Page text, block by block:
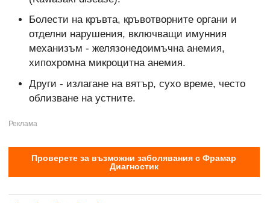
Болести на кръвта, кръвотворните органи и
отделни нарушения, включващи имунния
механизъм - желязонедоимъчна анемия,
хипохромна микроцитна анемия.
Други - излагане на вятър, сухо време, често
облизване на устните.
Проверете за възможни заболявания с Фрамар
Диагностик